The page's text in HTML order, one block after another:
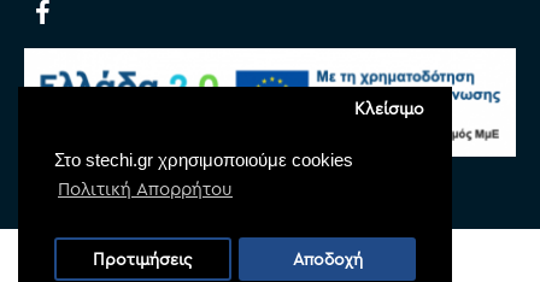
Στο stechi.gr χρησιμοποιούμε cookies
Πολιτική Απορρήτου
Κλείσιμο
Προτιμήσεις Αποδοχή
Copyright © 2022 Stechi, All Rights Reserved
Powered by
Monoware Web